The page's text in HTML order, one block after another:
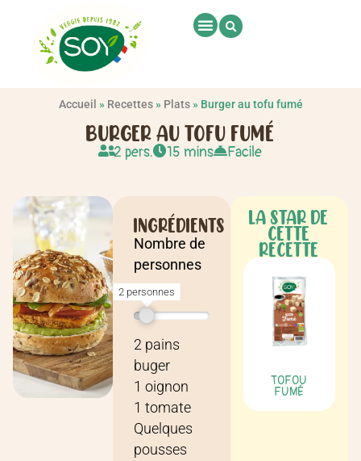
Accueil » Recettes» Plats» Burger au tofu fumé
BURGER AU TOFU FUMÉ
2 pers. 15 mins Facile
INGRÉDIENTS
Nombre de
personnes
2 personnes
Recette pour 2 personnes
2 pains
buger
1 oignon
1 tomate
Quelques
pousses
LA STAR DE
CETTE
RECETTE
TOFOU
FUMÉ